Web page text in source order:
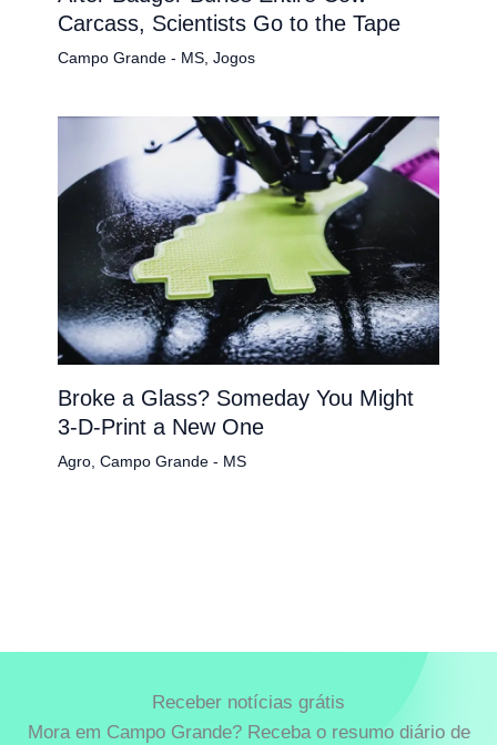
Carcass, Scientists Go to the Tape
Campo Grande - MS, Jogos
Broke a Glass? Someday You Might
3-D-Print a New One
Agro, Campo Grande - MS
Receber notícias grátis
Mora em Campo Grande? Receba o resumo diário de